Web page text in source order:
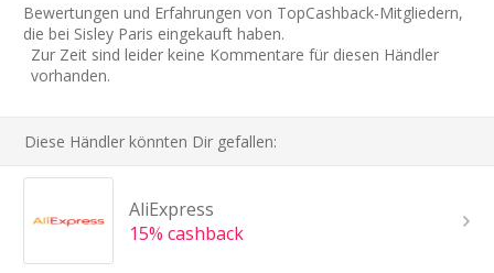
Bewertungen und Erfahrungen von TopCashback-Mitgliedern,
die bei Sisley Paris eingekauft haben.
Zur Zeit sind leider keine Kommentare für diesen Händler
vorhanden.
Diese Händler könnten Dir gefallen:
AliExpress
15% cashback